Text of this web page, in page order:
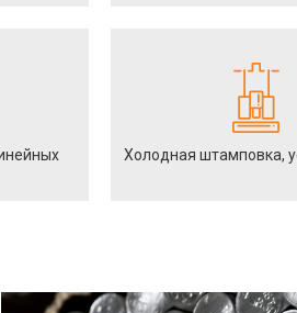
Холодная штамповка,